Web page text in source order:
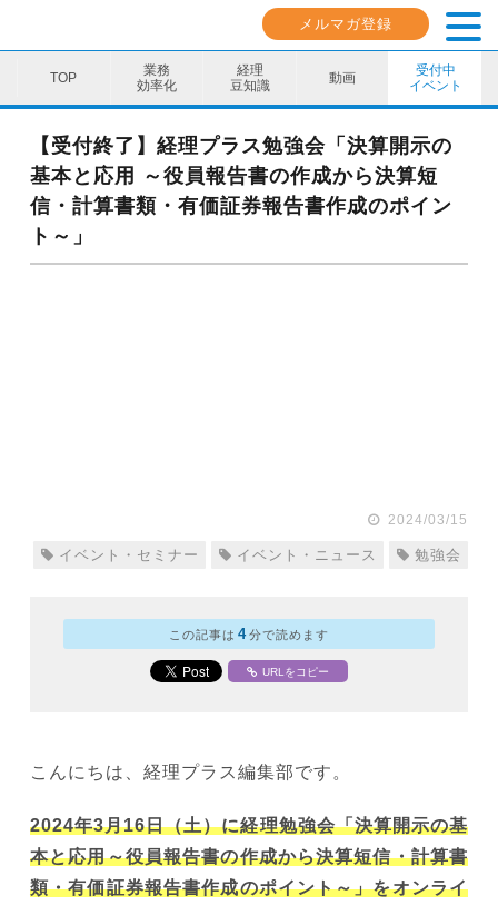
メルマガ登録
業務
効率化
経理
豆知識
動画
受付中
イベント
業務効率化
経理豆知識
キャリア・スキル
【受付終了】経理プラス勉強会「決算開示の
基本と応用 ～役員報告書の作成から決算短
信・計算書類・有価証券報告書作成のポイン
ト～」
2024/03/15
イベント・セミナー イベント・ニュース 勉強会
この記事は 4分で読めます
URLをコピー
こんにちは、経理プラス編集部です。
2024年3月16日（土）に経理勉強会「決算開示の基
本と応用～役員報告書の作成から決算短信・計算書
類・有価証券報告書作成のポイント～」をオンライ